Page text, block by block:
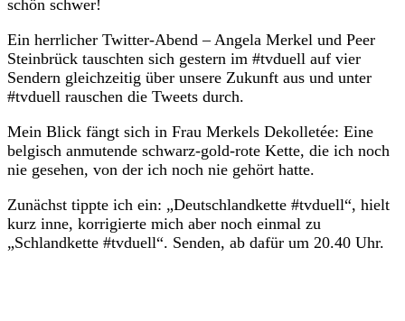
schön schwer!
Ein herrlicher Twitter-Abend – Angela Merkel und Peer
Steinbrück tauschten sich gestern im #tvduell auf vier
Sendern gleichzeitig über unsere Zukunft aus und unter
#tvduell rauschen die Tweets durch.
Mein Blick fängt sich in Frau Merkels Dekolletée: Eine
belgisch anmutende schwarz-gold-rote Kette, die ich noch
nie gesehen, von der ich noch nie gehört hatte.
Zunächst tippte ich ein: „Deutschlandkette #tvduell“, hielt
kurz inne, korrigierte mich aber noch einmal zu
„Schlandkette #tvduell“. Senden, ab dafür um 20.40 Uhr.